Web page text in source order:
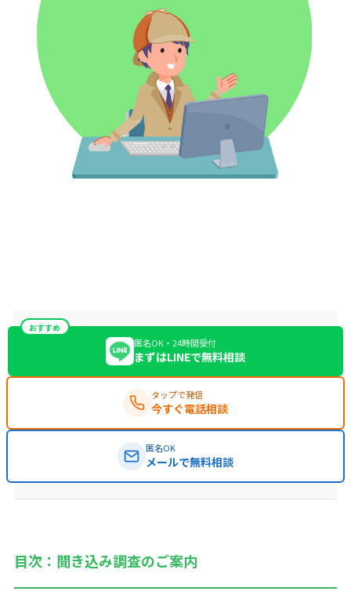
おすすめ
匿名OK・24時間受付
まずはLINEで無料相談
タップで発信
今すぐ電話相談
匿名OK
メールで無料相談
目次：聞き込み調査のご案内